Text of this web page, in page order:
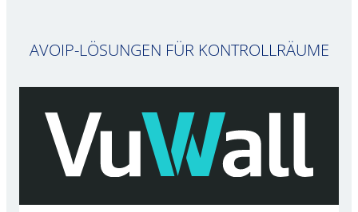
AVOIP-LÖSUNGEN FÜR KONTROLLRÄUME